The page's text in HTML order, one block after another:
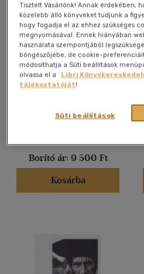
(5)
(2)
(1)
(7502)
MAGYAR
NÉPMESETÍPUSOK I.
Berze Nagy János
Borító ár: 9 500 Ft
Kosárba
Tisztelt Vásárlónk! Annak érdekében,
közelebb álló könyveket tudjunk a
hogy fogadja el az ehhez szükséges
megnyomásával. Ennek hiányában
használata szempontjából
böngészőjébe, de cookie-
módosíthatja a Süti beállítások
olvassa el a
Libri
tájékoztatóját!
Süti beállítások